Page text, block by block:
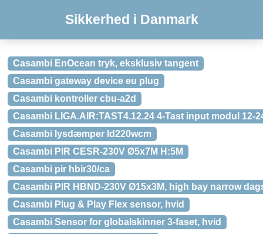
Sikkerhed i Danmark
Casambi EnOcean tryk, eksklusiv tangent
Casambi gateway device eu plug
Casambi kontroller cbu-a2d
Casambi LIGA.AIR:TAST4.12.24 4-Tast input modul 12-
Casambi lysdæmper ld220wcm
Casambi PIR CESR-230V Ø5x7M H:5M
Casambi pir hbir30/ca
Casambi PIR HBND-230V Ø15x3M, high bay narrow
Casambi Plug & Play Flex sensor, hvid
Casambi Sensor for globalskinner 3-faset, hvid